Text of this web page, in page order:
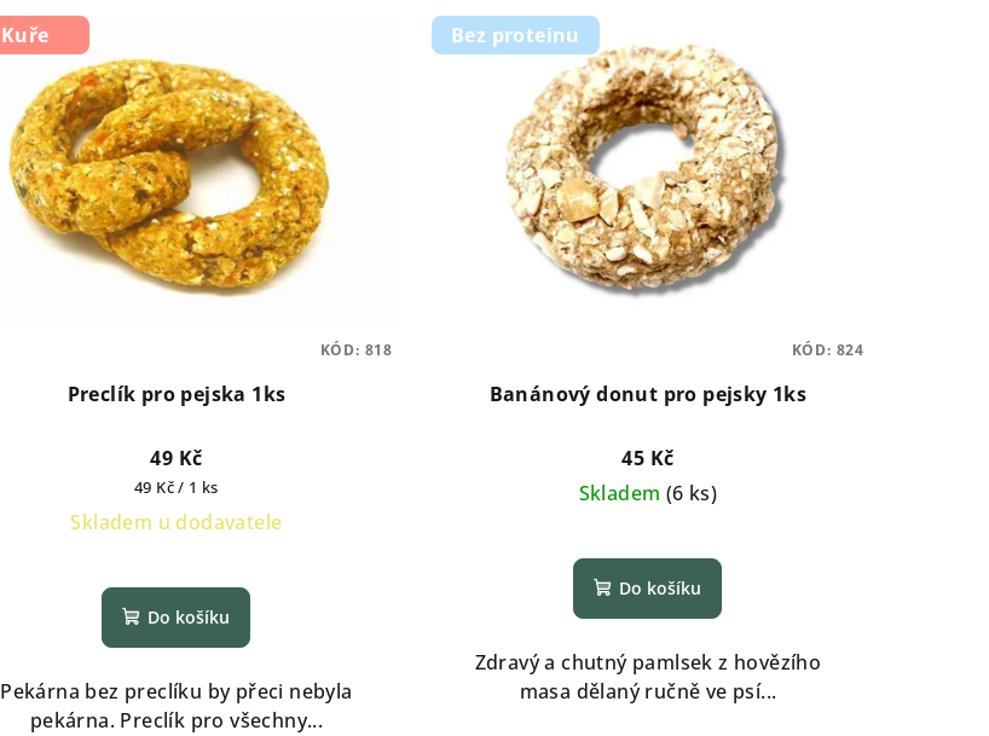
Kuře
Preclík pro pejska 1ks
49 Kč
Měrná
cena:
49 Kč / 1 ks
Skladem u dodavatele
Do košíku
Pekárna bez preclíku by přeci nebyla
pekárna. Preclík pro všechny...
KÓD: 818
Bez proteinu
Banánový donut pro pejsky 1ks
45 Kč
Skladem (6 ks)
hodnocení
produktu
je
5,0
z
Do košíku
Zdravý a chutný pamlsek z hovězího
masa dělaný ručně ve psí...
KÓD: 824